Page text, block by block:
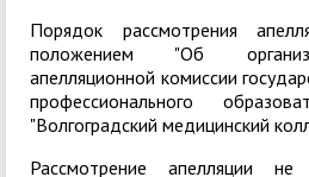
Порядок рассмотрения
положением "Об
апелляционной комиссии
профессионального
"Волгоградский медицинский
Рассмотрение апелляции не